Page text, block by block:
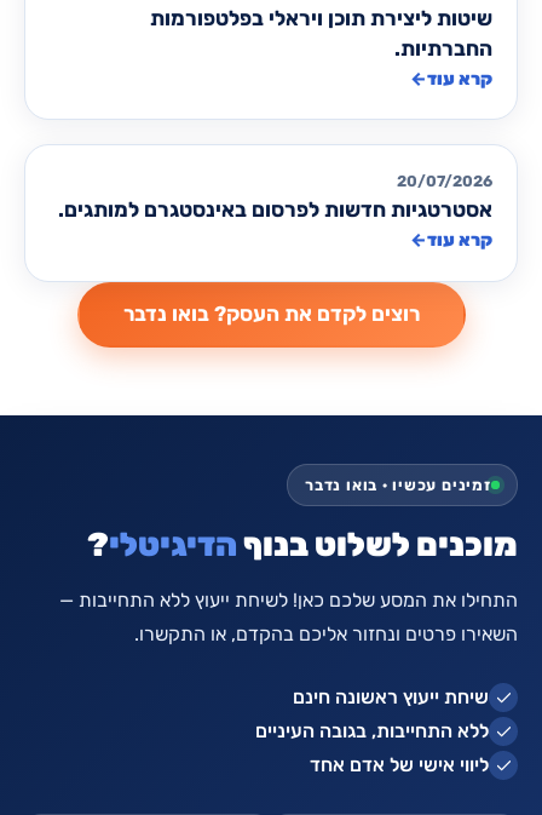
שיטות ליצירת תוכן ויראלי בפלטפורמות
החברתיות.
קרא עוד←
רשתות חברתיות
20/07/2026
אסטרטגיות חדשות לפרסום באינסטגרם למותגים.
קרא עוד←
זמינים עכשיו · בואו נדבר
מוכנים לשלוט בנוףהדיגיטלי?
התחילו את המסע שלכם כאן! לשיחת ייעוץ ללא התחייבות —
השאירו פרטים ונחזור אליכם בהקדם, או התקשרו.
שיחת ייעוץ ראשונה חינם
ללא התחייבות, בגובה העיניים
ליווי אישי של אדם אחד